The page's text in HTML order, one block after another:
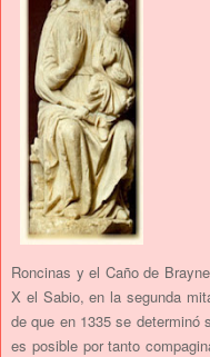
Roncinas y el Caño de
X el Sabio, en la segunda
de que en 1335 se determinó
es posible por tanto